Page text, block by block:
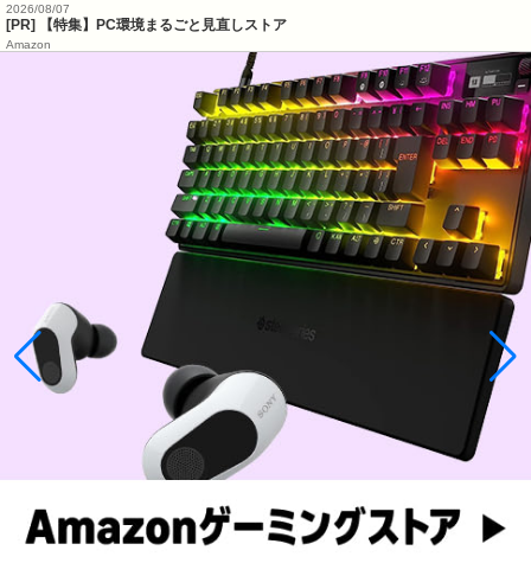
2026/08/07
[PR] 【特集】PC環境まるごと見直しストア
Amazon